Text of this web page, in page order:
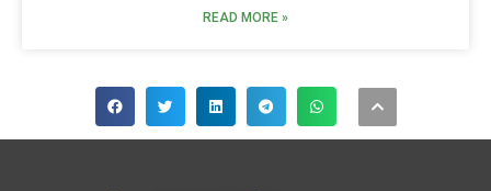
READ MORE »